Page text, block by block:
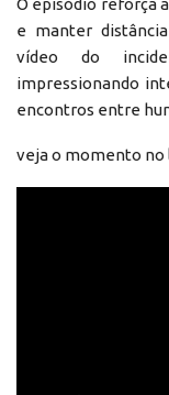
e manter
vídeo do
impressionando
encontros entre
veja o momento no